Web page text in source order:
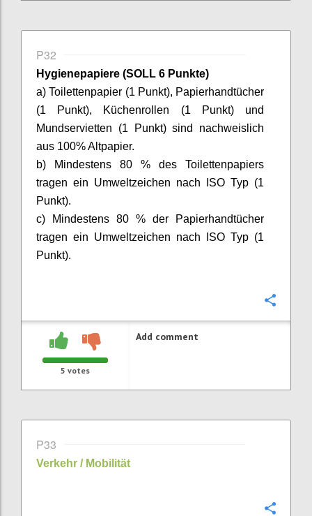
P32
Hygienepapiere (SOLL 6 Punkte)
a) Toilettenpapier (1 Punkt), Papierhandtücher
(1 Punkt), Küchenrollen (1 Punkt) und
Mundservietten (1 Punkt) sind nachweislich
aus 100% Altpapier.
b) Mindestens 80 % des Toilettenpapiers
tragen ein Umweltzeichen nach ISO Typ (1
Punkt).
c)
Mindestens 80 % der Papierhandtücher
tragen ein Umweltzeichen nach ISO Typ (1
Punkt).
5 votes
Add comment
P33
Verkehr / Mobilität